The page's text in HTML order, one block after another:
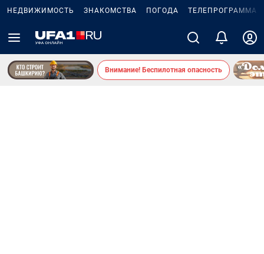
НЕДВИЖИМОСТЬ ЗНАКОМСТВА ПОГОДА ТЕЛЕПРОГРАММА
Внимание! Беспилотная опасность